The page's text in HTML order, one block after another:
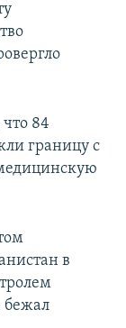
84
границу с
в
бежал